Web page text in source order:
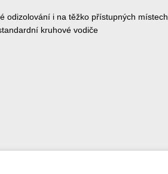
odizolování i na těžko přístupných
kruhové vodiče